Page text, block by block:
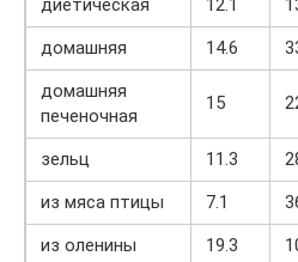
диетическая
12.1
домашняя
14.6
домашняя
печеночная
15
зельц 11.3
из мяса птицы
7.1
из оленины
19.3